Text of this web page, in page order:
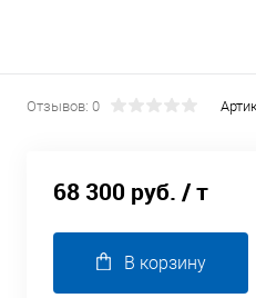
Отзывов: 0
68 300 руб. / т
В корзину